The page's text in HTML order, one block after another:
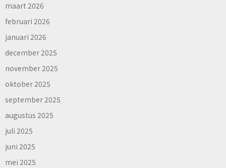
maart 2026
februari 2026
januari 2026
december 2025
november 2025
oktober 2025
september 2025
augustus 2025
juli 2025
juni 2025
mei 2025